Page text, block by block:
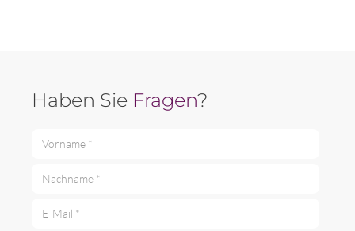
Haben Sie Fragen?